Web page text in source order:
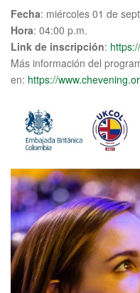
Fecha: miércoles 01 de
Hora: 04:00 p.m.
Link de inscripción:
Más información del
en: https://